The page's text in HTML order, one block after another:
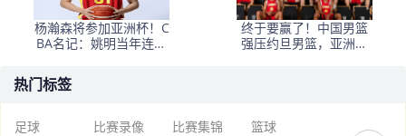
杨瀚森将参加亚洲杯！C
BA名记：姚明当年连斯
终于要赢了！中国男篮
强压约旦男篮，亚洲范
热门标签
足球 比赛录像 比赛集锦
篮球